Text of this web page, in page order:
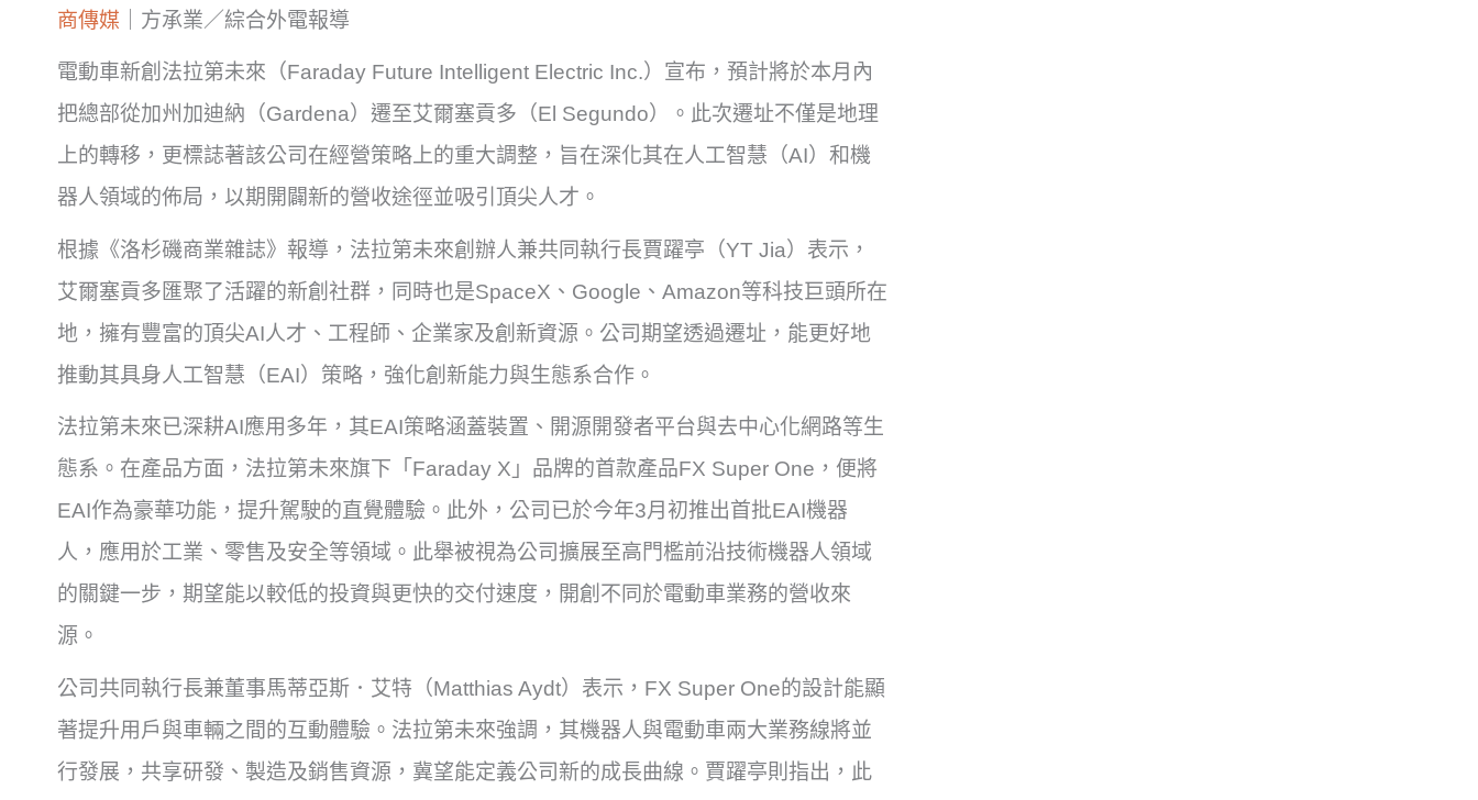
商傳媒 ｜方承業／綜合外電報導
電動車新創法拉第未來（Faraday Future Intelligent Electric Inc.）宣布，預計將於本月內
把總部從加州加迪納（Gardena）遷至艾爾塞貢多（El Segundo）。此次遷址不僅是地理
上的轉移，更標誌著該公司在經營策略上的重大調整，旨在深化其在人工智慧（AI）和機
器人領域的佈局，以期開闢新的營收途徑並吸引頂尖人才。
根據《洛杉磯商業雜誌》報導，法拉第未來創辦人兼共同執行長賈躍亭（YT Jia）表示，
艾爾塞貢多匯聚了活躍的新創社群，同時也是SpaceX、Google、Amazon等科技巨頭所在
地，擁有豐富的頂尖AI人才、工程師、企業家及創新資源。公司期望透過遷址，能更好地
推動其具身人工智慧（EAI）策略，強化創新能力與生態系合作。
法拉第未來已深耕AI應用多年，其EAI策略涵蓋裝置、開源開發者平台與去中心化網路等生
態系。在產品方面，法拉第未來旗下「Faraday X」品牌的首款產品FX Super One，便將
EAI作為豪華功能，提升駕駛的直覺體驗。此外，公司已於今年3月初推出首批EAI機器
人，應用於工業、零售及安全等領域。此舉被視為公司擴展至高門檻前沿技術機器人領域
的關鍵一步，期望能以較低的投資與更快的交付速度，開創不同於電動車業務的營收來
源。
公司共同執行長兼董事馬蒂亞斯．艾特（Matthias Aydt）表示，FX Super One的設計能顯
著提升用戶與車輛之間的互動體驗。法拉第未來強調，其機器人與電動車兩大業務線將並
行發展，共享研發、製造及銷售資源，冀望能定義公司新的成長曲線。賈躍亭則指出，此